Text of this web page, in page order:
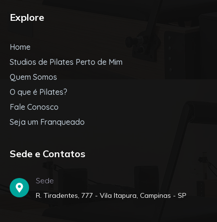
Explore
Home
Studios de Pilates Perto de Mim
Quem Somos
O que é Pilates?
Fale Conosco
Seja um Franqueado
Sede e Contatos
Sede
R. Tiradentes, 777 - Vila Itapura, Campinas - SP